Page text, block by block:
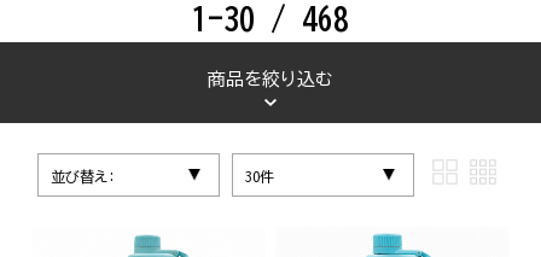
1-30 / 468
商品を絞り込む
並び替え: 30件